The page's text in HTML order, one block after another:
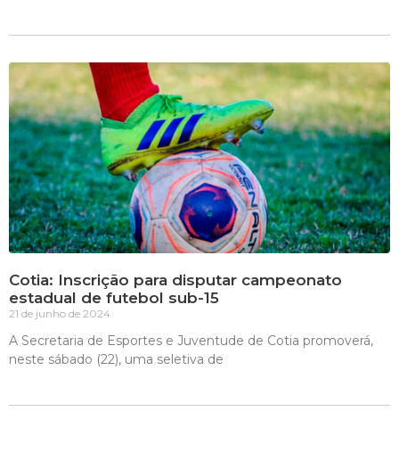
Cotia: Inscrição para disputar campeonato
estadual de futebol sub-15
21 de junho de 2024
A Secretaria de Esportes e Juventude de Cotia promoverá,
neste sábado (22), uma seletiva de